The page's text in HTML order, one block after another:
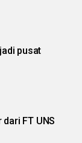
pusat
FT UNS